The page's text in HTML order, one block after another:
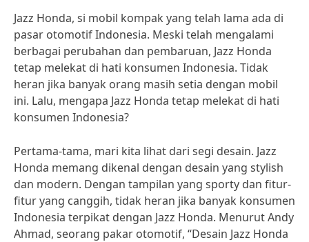
Jazz Honda, si mobil kompak yang telah lama ada di
pasar otomotif Indonesia. Meski telah mengalami
berbagai perubahan dan pembaruan, Jazz Honda
tetap melekat di hati konsumen Indonesia. Tidak
heran jika banyak orang masih setia dengan mobil
ini. Lalu, mengapa Jazz Honda tetap melekat di hati
konsumen Indonesia?
Pertama-tama, mari kita lihat dari segi desain. Jazz
Honda memang dikenal dengan desain yang stylish
dan modern. Dengan tampilan yang sporty dan fitur-
fitur yang canggih, tidak heran jika banyak konsumen
Indonesia terpikat dengan Jazz Honda. Menurut Andy
Ahmad, seorang pakar otomotif, “Desain Jazz Honda